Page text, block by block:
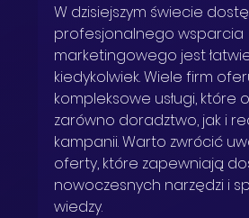
W dzisiejszym świecie
profesjonalnego wsparcia
marketingowego jest
kiedykolwiek. Wiele firm
kompleksowe usługi, które
zarówno doradztwo, jak i
kampanii. Warto zwrócić
oferty, które zapewniają
nowoczesnych narzędzi i
wiedzy.